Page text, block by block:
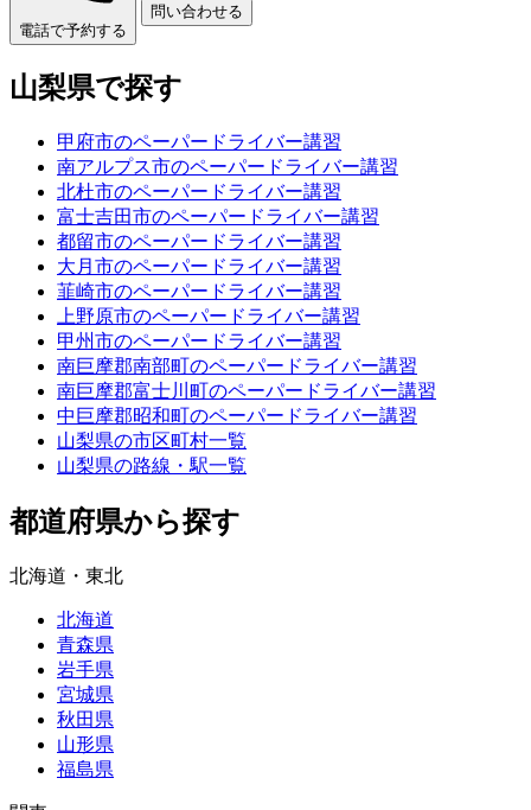
電話で予約する
問い合わせる
山梨県で探す
甲府市のペーパードライバー講習
南アルプス市のペーパードライバー講習
北杜市のペーパードライバー講習
富士吉田市のペーパードライバー講習
都留市のペーパードライバー講習
大月市のペーパードライバー講習
韮崎市のペーパードライバー講習
上野原市のペーパードライバー講習
甲州市のペーパードライバー講習
南巨摩郡南部町のペーパードライバー講習
南巨摩郡富士川町のペーパードライバー講習
中巨摩郡昭和町のペーパードライバー講習
山梨県の市区町村一覧
山梨県の路線・駅一覧
都道府県から探す
北海道・東北
北海道
青森県
岩手県
宮城県
秋田県
山形県
福島県